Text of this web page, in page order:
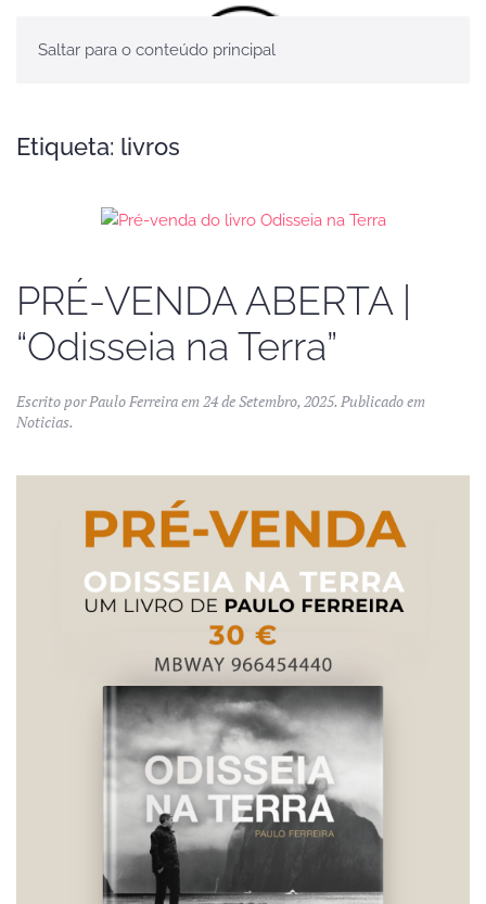
Saltar para o conteúdo principal
Etiqueta: livros
PRÉ-VENDA ABERTA |
“Odisseia na Terra”
Escrito porPaulo Ferreiraem 24 de Setembro, 2025. Publicado em
Noticias.